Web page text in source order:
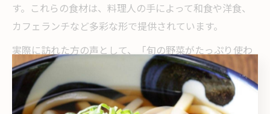
す。これらの食材は、料理人の手によって和食や洋食、
カフェランチなど多彩な形で提供されています。
実際に訪れた方の声として、「旬の野菜がたっぷり使わ
れていて体に優しい」、「鯛の旨味がしっかり感じられ
る鯛めしが忘れられない」といった口コミが多く寄せら
れています。地元食材の鮮度を実感できるのが、古谷ラ